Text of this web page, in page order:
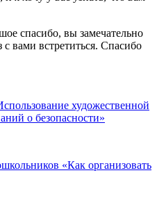
спасибо, вы замечательно
вами встретиться. Спасибо
художественной
о безопасности»
«Как организовать